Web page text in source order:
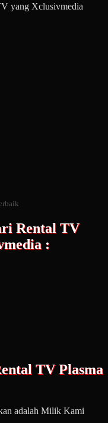
yang Xclusivmedia
Rental TV
:
TV Plasma
adalah Milik Kami